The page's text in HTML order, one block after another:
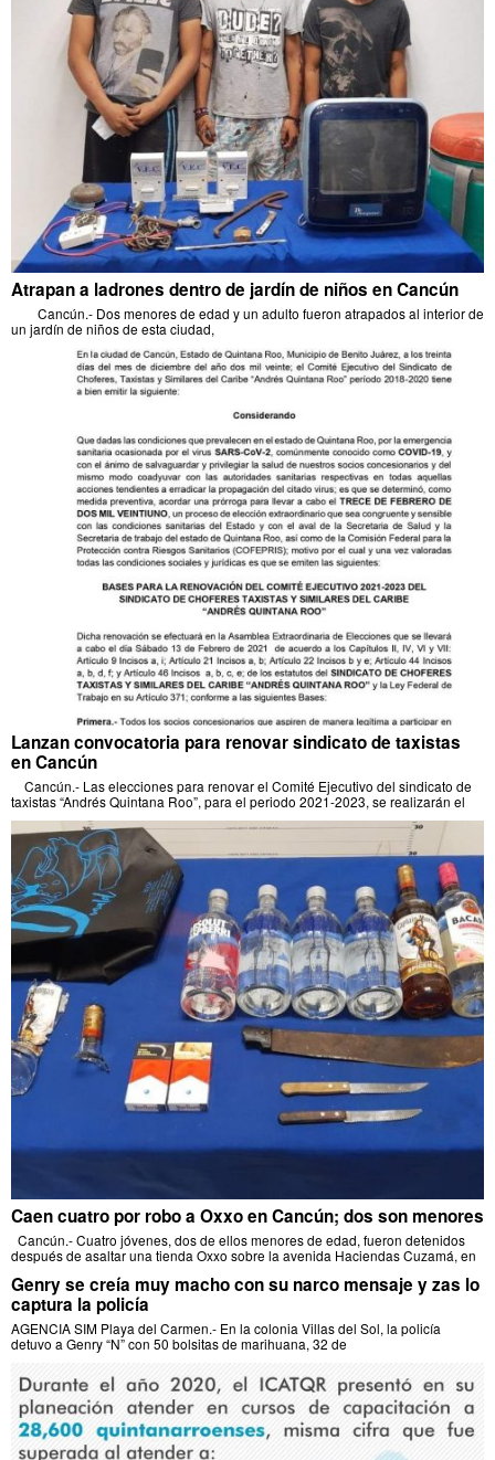
Atrapan a ladrones dentro de jardín de niños en Cancún
Cancún.- Dos menores de edad y un adulto fueron atrapados al interior de
un jardín de niños de esta ciudad,
Lanzan convocatoria para renovar sindicato de taxistas
en Cancún
Cancún.- Las elecciones para renovar el Comité Ejecutivo del sindicato de
taxistas “Andrés Quintana Roo”, para el periodo 2021-2023, se realizarán el
Caen cuatro por robo a Oxxo en Cancún; dos son menores
Cancún.- Cuatro jóvenes, dos de ellos menores de edad, fueron detenidos
después de asaltar una tienda Oxxo sobre la avenida Haciendas Cuzamá, en
Genry se creía muy macho con su narco mensaje y zas lo
captura la policía
AGENCIA SIM Playa del Carmen.- En la colonia Villas del Sol, la policía
detuvo a Genry “N” con 50 bolsitas de marihuana, 32 de